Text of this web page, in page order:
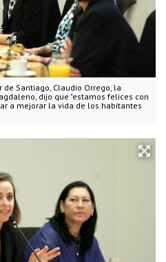
Santiago, Claudio Orrego, la
dijo que "estamos felices con
a mejorar la vida de los habitantes